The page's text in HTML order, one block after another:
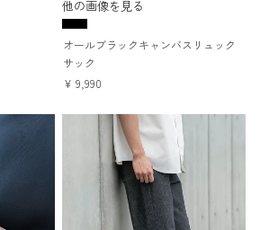
他の画像を見る
オールブラックキャンバスリュック
サック
¥ 9,990